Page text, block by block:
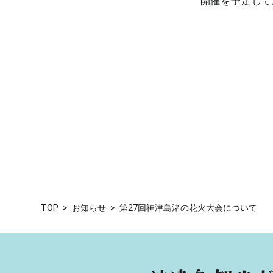
TOP お知らせ 第27回神津島渚の花火大会について